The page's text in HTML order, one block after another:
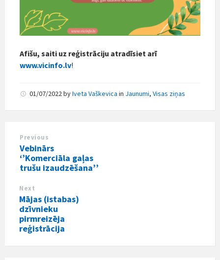
Afišu, saiti uz reģistrāciju atradīsiet arī
www.vicinfo.lv!
01/07/2022 byIveta Vaškevica in Jaunumi, Visas ziņas
Previous
Vebinārs
‘’Komerciāla gaļas
trušu izaudzēšana’’
Next
Mājas (istabas)
dzīvnieku
pirmreizēja
reģistrācija